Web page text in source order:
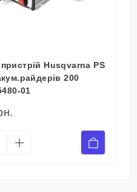
Husqvarna PS
200
01